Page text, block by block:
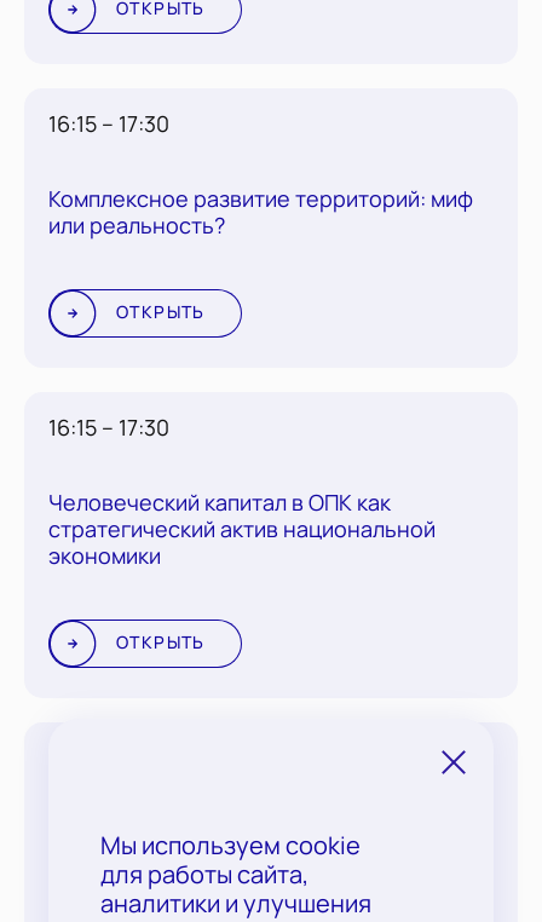
ОТКРЫТЬ
16:15 – 17:30
Комплексное развитие территорий: миф
или реальность?
ОТКРЫТЬ
16:15 – 17:30
Человеческий капитал в ОПК как
стратегический актив национальной
экономики
ОТКРЫТЬ
Инвестиции и инновации: новые
перспективы и возможности
Мы используем cookie
для работы сайта,
аналитики и улучшения